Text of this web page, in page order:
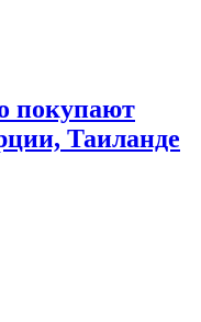
покупают
Таиланде